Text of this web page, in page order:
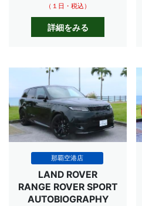
（１日・税込）
詳細をみる
那覇空港店
LAND ROVER
RANGE ROVER SPORT
AUTOBIOGRAPHY